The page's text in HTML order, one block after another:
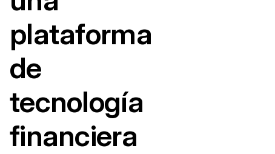
plataforma
de
tecnología
financiera